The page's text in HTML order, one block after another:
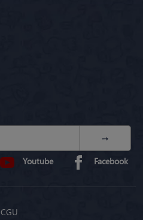
Youtube Facebook
CGU